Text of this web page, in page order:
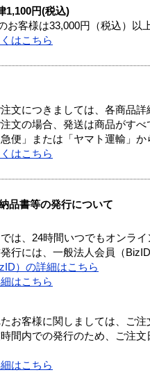
1,100円(税込)
客様は33,000円（税込）以
はこちら
文につきましては、各商品
文の場合、発送は商品がすべ
便」または「ヤマト運輸」か
はこちら
品書等の発行について
は、24時間いつでもオンラ
行には、一般法人会員（
）の詳細はこちら
はこちら
お客様に関しましては、ご注
間内での発行のため、ご注
はこちら